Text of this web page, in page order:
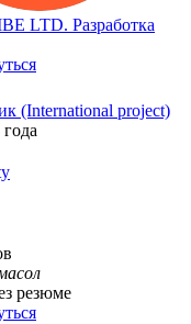
LTD. Разработка
(International project)
резюме